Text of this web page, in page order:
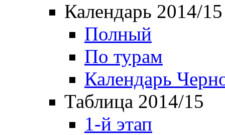
Календарь 2014/15
Полный
По турам
Календарь
Таблица 2014/15
1-й этап